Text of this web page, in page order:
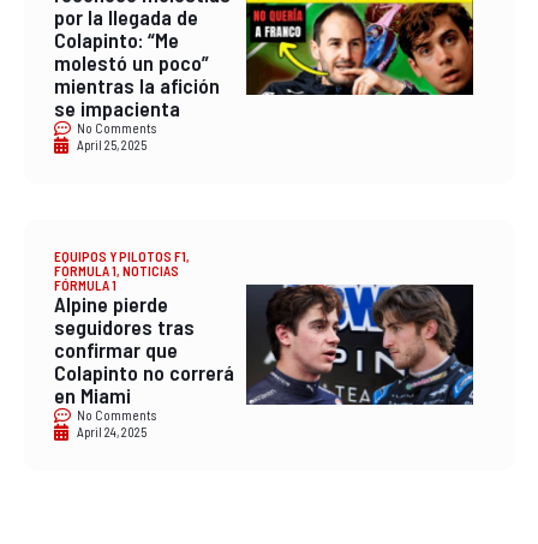
por la llegada de
Colapinto: “Me
molestó un poco”
mientras la afición
se impacienta
No Comments
April 25, 2025
EQUIPOS Y PILOTOS F1,
FORMULA 1, NOTICIAS
FÓRMULA 1
Alpine pierde
seguidores tras
confirmar que
Colapinto no correrá
en Miami
No Comments
April 24, 2025